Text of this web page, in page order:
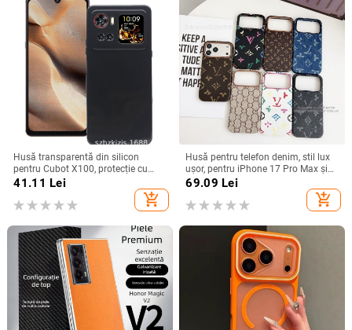
Husă transparentă din silicon
pentru Cubot X100, protecție cu
acoperire totală
41.11 Lei
add_shopping_cart
Husă pentru telefon denim, stil lux
ușor, pentru iPhone 17 Pro Max și
iPhone 16, cu acoperire totală
69.09 Lei
add_shopping_cart